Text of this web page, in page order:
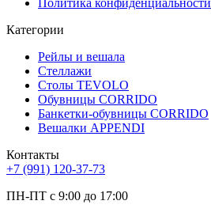
Политика конфиденциальности
Категории
Рейлы и вешала
Стеллажи
Столы TEVOLO
Обувницы CORRIDO
Банкетки-обувницы CORRIDO
Вешалки APPENDI
Контакты
+7 (991) 120-37-73
ПН-ПТ с 9:00 до 17:00